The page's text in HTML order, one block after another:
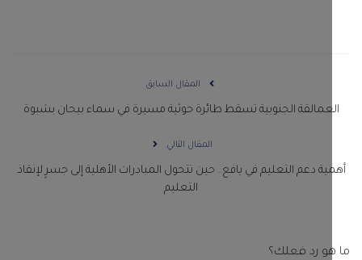
المقال السابق
الجنوبية تسقط طائرة حوثية مسيرة في سماء بيحان بشبوة
المقال التالي
دعم التعليم في يافع.. حين تتحول المبادرات الأهلية إلى جسرٍ لإنقاذ
التعليم
رد فعلك؟